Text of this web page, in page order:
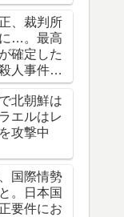
ンツ
、裁判所
…。最高
確定した
人事件。
無罪に…
北朝鮮は
エルはレ
攻撃中
国際情勢
。日本国
要件にお